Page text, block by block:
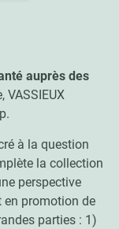
auprès des
VASSIEUX
à la question
la collection
perspective
en promotion de
parties : 1)